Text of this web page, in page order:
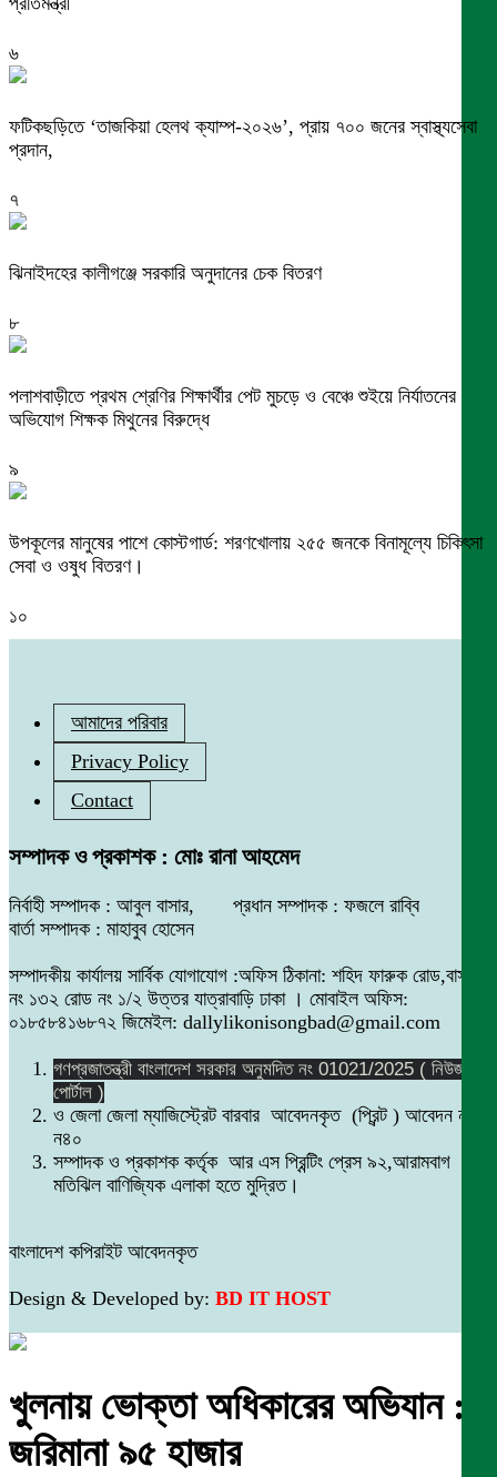
৬
ফটিকছড়িতে ‘তাজকিয়া হেলথ ক্যাম্প-২০২৬’, প্রায় ৭০০ জনের স্বাস্থ্যসেবা
প্রদান,
৭
ঝিনাইদহের কালীগঞ্জে সরকারি অনুদানের চেক বিতরণ
৮
পলাশবাড়ীতে প্রথম শ্রেণির শিক্ষার্থীর পেট মুচড়ে ও বেঞ্চে শুইয়ে নির্যাতনের
অভিযোগ শিক্ষক মিথুনের বিরুদ্ধে
৯
উপকূলের মানুষের পাশে কোস্টগার্ড: শরণখোলায় ২৫৫ জনকে বিনামূল্যে চিকিৎসা
সেবা ও ওষুধ বিতরণ।
১০
আমাদের পরিবার
Privacy Policy
Contact
সম্পাদক ও প্রকাশক : মোঃ রানা আহমেদ
নির্বাহী সম্পাদক : আবুল বাসার, প্রধান সম্পাদক : ফজলে রাব্বি
বার্তা সম্পাদক : মাহাবুব হোসেন
সম্পাদকীয় কার্যালয় সার্বিক যোগাযোগ :অফিস ঠিকানা: শহিদ ফারুক রোড,বাসা
নং ১৩২ রোড নং ১/২ উত্তর যাত্রাবাড়ি ঢাকা । মোবাইল অফিস:
০১৮৫৮৪১৬৮৭২ জিমেইল: dallylikonisongbad@gmail.com
গণপ্রজাতন্ত্রী বাংলাদেশ সরকার অনুমদিত নং 01021/2025 ( নিউজ
পোর্টাল )
ও জেলা জেলা ম্যাজিস্ট্রেট বারবার আবেদনকৃত (প্রিন্ট ) আবেদন নং
ন৪০
সম্পাদক ও প্রকাশক কর্তৃক আর এস প্রিন্টিং প্রেস ৯২,আরামবাগ
মতিঝিল বাণিজ্যিক এলাকা হতে মুদ্রিত।
বাংলাদেশ কপিরাইট আবেদনকৃত
Design & Developed by: BD IT HOST
খুলনায় ভোক্তা অধিকারের অভিযান :
জরিমানা ৯৫ হাজার